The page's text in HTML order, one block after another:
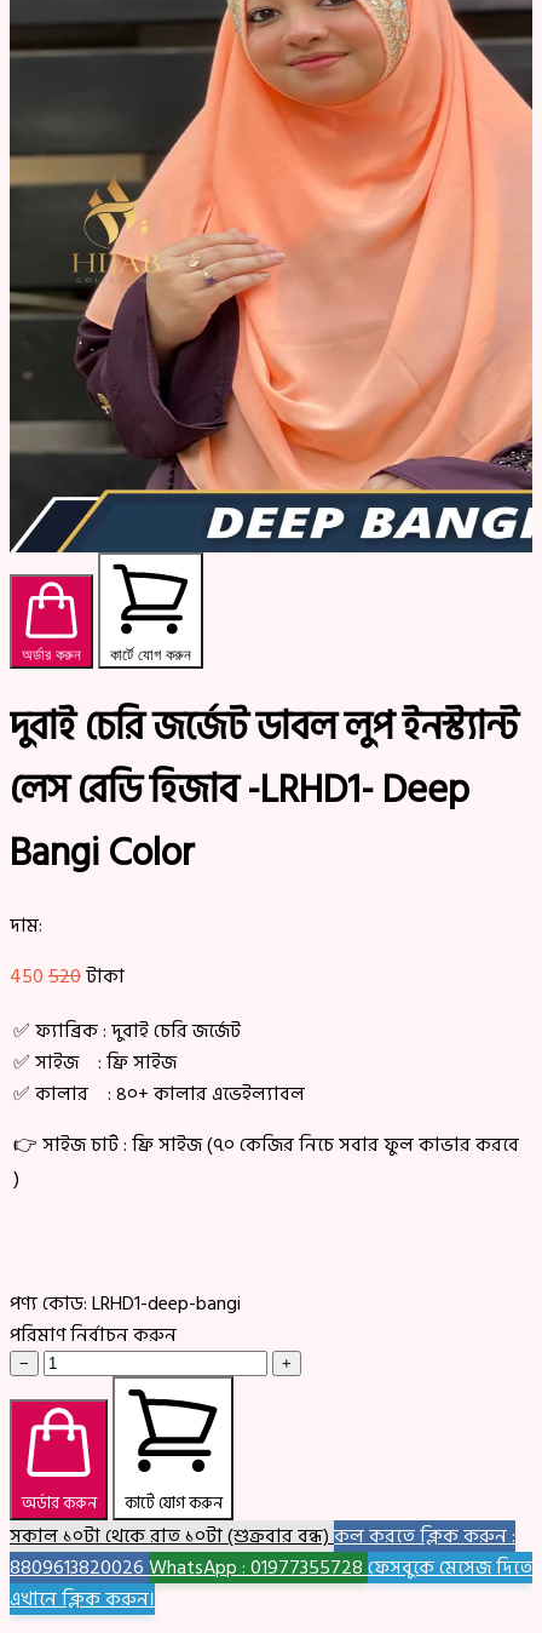
অর্ডার করুন কার্টে যোগ করুন
দুবাই চেরি জর্জেট ডাবল লুপ ইনস্ট্যান্ট
লেস রেডি হিজাব -LRHD1- Deep
Bangi Color
দাম:
450520টাকা
✅ ফ্যাব্রিক : দুবাই চেরি জর্জেট
✅ সাইজ : ফ্রি সাইজ
✅ কালার : ৪০+ কালার এভেইল্যাবল
👉 সাইজ চার্ট : ফ্রি সাইজ (৭০ কেজির নিচে সবার ফুল কাভার করবে
)
পণ্য কোড:LRHD1-deep-bangi
পরিমাণ নির্বাচন করুন
− +
অর্ডার করুন কার্টে যোগ করুন
সকাল ১০টা থেকে রাত ১০টা (শুক্রবার বন্ধ)কল করতে ক্লিক করুন :
8809613820026WhatsApp : 01977355728ফেসবুকে মেসেজ দিতে
এখানে ক্লিক করুন।